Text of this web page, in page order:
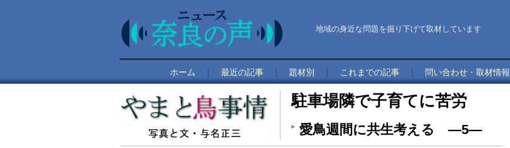
地域の身近な問題を掘り下げて取材しています
ホーム 最近の記事 題材別 これまでの記事 問い合わせ・取材情報
駐車場隣で子育てに苦労
愛鳥週間に共生考える ―5―